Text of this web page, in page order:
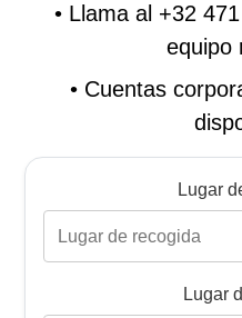
• Llama al +32
equipo
• Cuentas
Lugar
Lugar